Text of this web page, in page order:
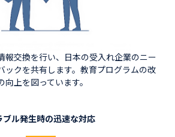
報交換を行い、日本の受入れ企業のニー
ックを共有します。教育プログラムの改
上を図っています。
ブル発生時の迅速な対応